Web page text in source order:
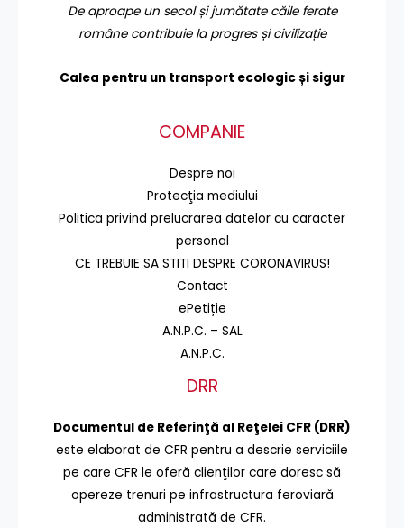
De aproape un secol și jumătate căile ferate
române contribuie la progres și civilizație
Calea pentru un transport ecologic și sigur
COMPANIE
Despre noi
Protecţia mediului
Politica privind prelucrarea datelor cu caracter
personal
CE TREBUIE SA STITI DESPRE CORONAVIRUS!
Contact
ePetiție
A.N.P.C. – SAL
A.N.P.C.
DRR
Documentul de Referinţă al Reţelei CFR (DRR)
este elaborat de CFR pentru a descrie serviciile
pe care CFR le oferă clienţilor care doresc să
opereze trenuri pe infrastructura feroviară
administrată de CFR.